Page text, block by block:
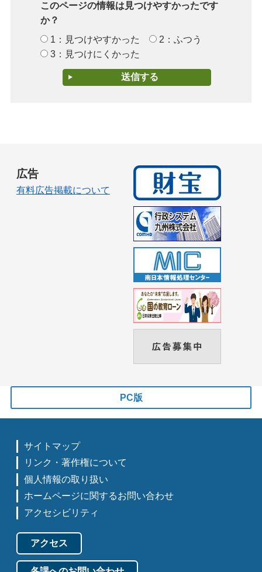
このページの情報は見つけやすかったです
か？
1：見つけやすかった
2：ふつう
3：見つけにくかった
広告
有料広告掲載について
PC版
サイトマップ
リンク・著作権について
個人情報の取り扱い
ホームページに関するお問い合わせ
アクセシビリティ
アクセス